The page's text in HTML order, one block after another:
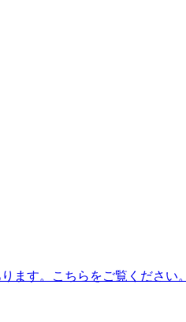
ます。こちらをご覧ください。